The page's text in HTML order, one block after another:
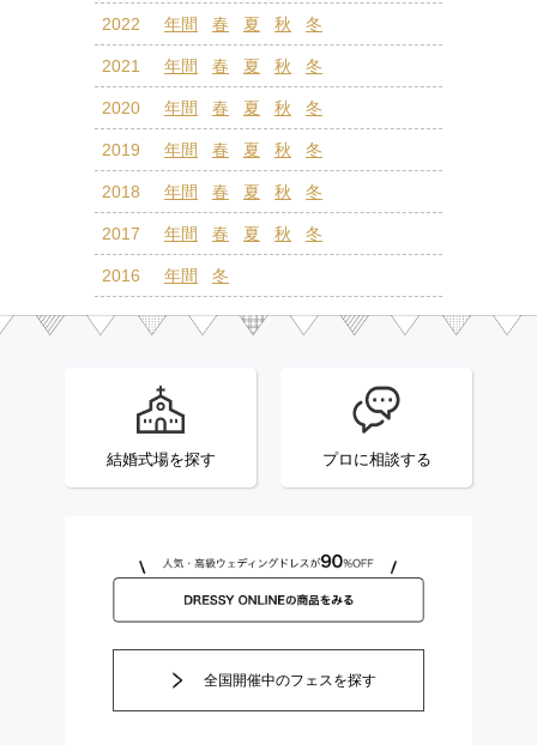
2022 年間 春 夏 秋 冬
2021 年間 春 夏 秋 冬
2020 年間 春 夏 秋 冬
2019 年間 春 夏 秋 冬
2018 年間 春 夏 秋 冬
2017 年間 春 夏 秋 冬
2016 年間 冬
結婚式場を探す プロに相談する
全国開催中のフェスを探す